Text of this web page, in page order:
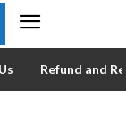
Refund and